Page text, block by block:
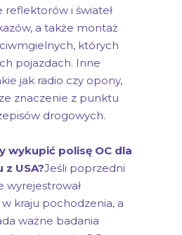
reflektorów i świateł
a także montaż
których
pojazdach. Inne
jak radio czy opony,
znaczenie z punktu
drogowych.
wykupić polisę OC dla
USA?Jeśli poprzedni
wyrejestrował
kraju pochodzenia, a
ważne badania